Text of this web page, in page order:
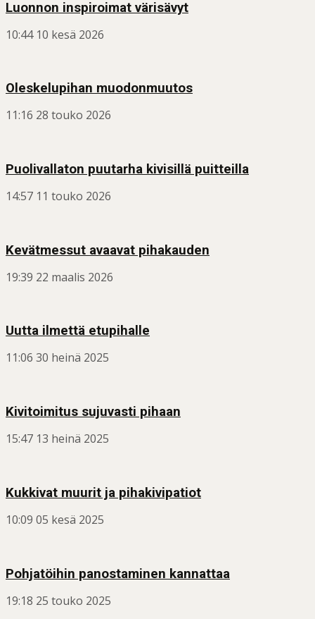
Luonnon inspiroimat värisävyt
10:44 10 kesä 2026
Oleskelupihan muodonmuutos
11:16 28 touko 2026
Puolivallaton puutarha kivisillä puitteilla
14:57 11 touko 2026
Kevätmessut avaavat pihakauden
19:39 22 maalis 2026
Uutta ilmettä etupihalle
11:06 30 heinä 2025
Kivitoimitus sujuvasti pihaan
15:47 13 heinä 2025
Kukkivat muurit ja pihakivipatiot
10:09 05 kesä 2025
Pohjatöihin panostaminen kannattaa
19:18 25 touko 2025